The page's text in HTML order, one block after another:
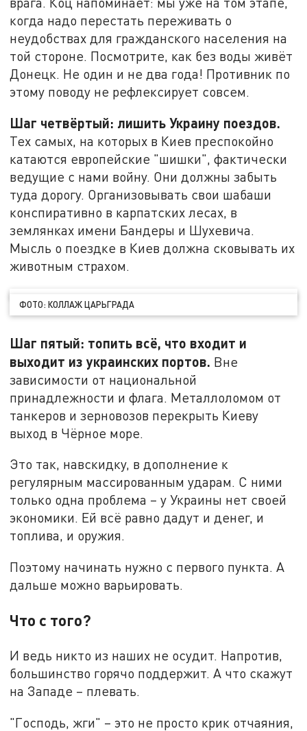
когда надо перестать переживать о
неудобствах для гражданского населения на
той стороне. Посмотрите, как без воды живёт
Донецк. Не один и не два года! Противник по
этому поводу не рефлексирует совсем.
Шаг четвёртый: лишить Украину поездов.
Тех самых, на которых в Киев преспокойно
катаются европейские "шишки", фактически
ведущие с нами войну. Они должны забыть
туда дорогу. Организовывать свои шабаши
конспиративно в карпатских лесах, в
землянках имени Бандеры и Шухевича.
Мысль о поездке в Киев должна сковывать их
животным страхом.
ФОТО: КОЛЛАЖ ЦАРЬГРАДА
Шаг пятый: топить всё, что входит и
выходит из украинских портов. Вне
зависимости от национальной
принадлежности и флага. Металлоломом от
танкеров и зерновозов перекрыть Киеву
выход в Чёрное море.
Это так, навскидку, в дополнение к
регулярным массированным ударам. С ними
только одна проблема – у Украины нет своей
экономики. Ей всё равно дадут и денег, и
топлива, и оружия.
Поэтому начинать нужно с первого пункта. А
дальше можно варьировать.
Что с того?
И ведь никто из наших не осудит. Напротив,
большинство горячо поддержит. А что скажут
на Западе – плевать.
"Господь, жги" – это не просто крик отчаяния,